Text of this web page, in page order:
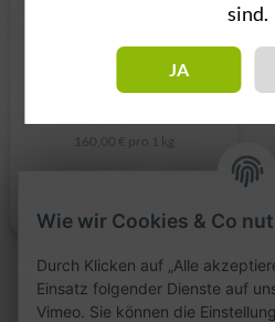
Dschinni Cndy Brz 25g
160,00 € pro 1 kg
Wie wir Cookies & Co
Durch Klicken auf „Alle
Einsatz folgender Dienste auf
Vimeo. Sie können die
sind.
JA